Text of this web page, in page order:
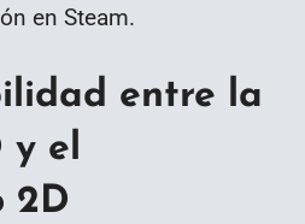
en Steam.
entre la
y el
2D